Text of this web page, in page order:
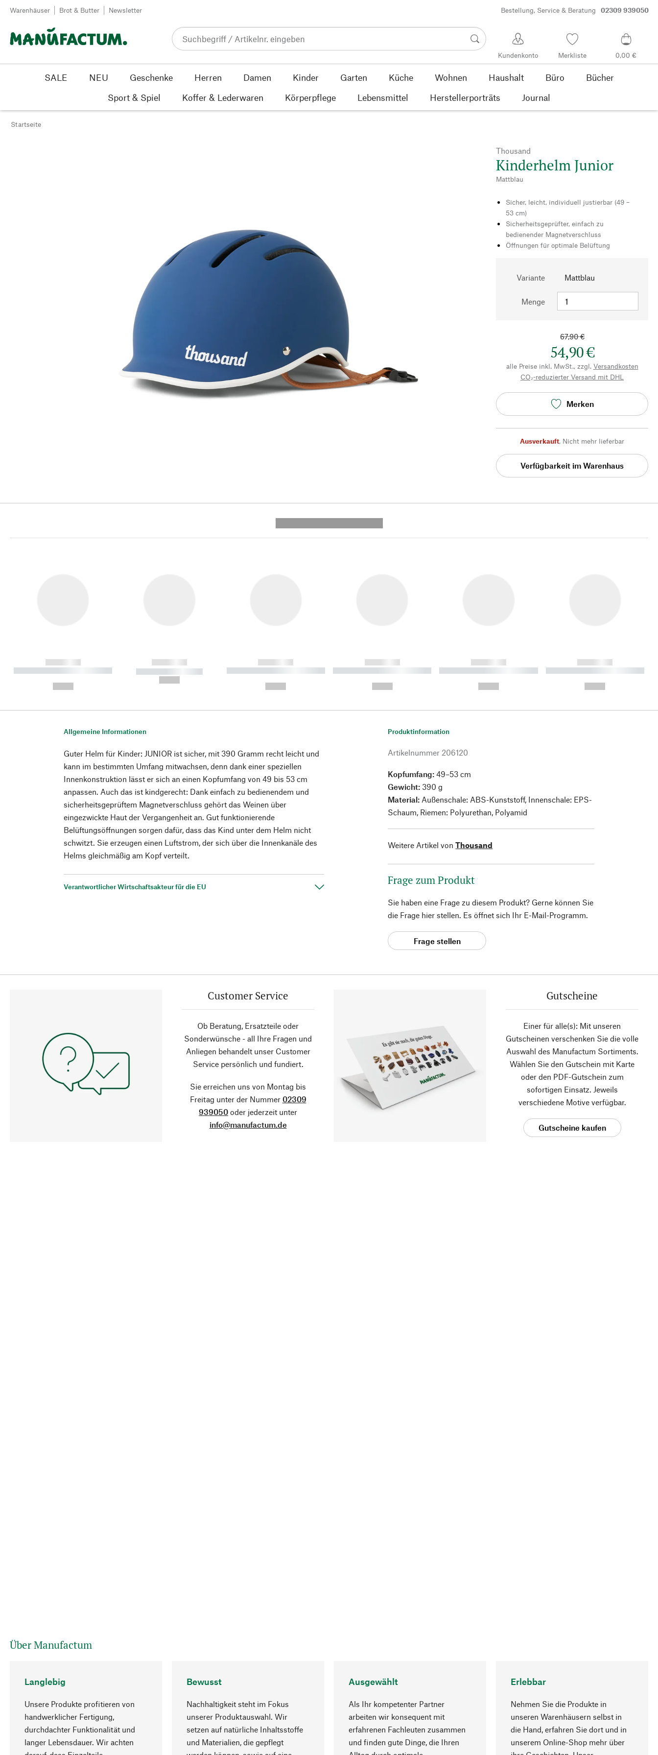
Zum Inhalt springen
Warenhäuser Brot & Butter Newsletter Bestellung, Service & Beratung 02309 939050
Kundenkonto Merkliste 0,00 €
SALE NEU Geschenke Herren Damen Kinder Garten Küche Wohnen Haushalt Büro
Bücher
Sport & Spiel
Koffer & Lederwaren Körperpflege Lebensmittel Herstellerporträts Journal
Startseite
Thousand
Kinderhelm Junior
Mattblau
Sicher, leicht, individuell justierbar (49 –
53 cm)
Sicherheitsgeprüfter, einfach zu
bedienender Magnetverschluss
Öffnungen für optimale Belüftung
Variante Mattblau
Menge
67,90 €
54,90 €
alle Preise inkl. MwSt., zzgl. Versandkosten
CO₂-reduzierter Versand mit DHL
Merken
Ausverkauft, Nicht mehr lieferbar
Verfügbarkeit im Warenhaus
------------
----------- ----------- ----------
------------
----------- -----------
------------
----------- ----------- ----------
------------
----------- ----------- ----------
------------
----------- ----------- ----------
------------
----------- ----------- ----------
Allgemeine Informationen
Guter Helm für Kinder: JUNIOR ist sicher, mit 390 Gramm recht leicht und
kann im bestimmten Umfang mitwachsen, denn dank einer speziellen
Innenkonstruktion lässt er sich an einen Kopfumfang von 49 bis 53 cm
anpassen. Auch das ist kindgerecht: Dank einfach zu bedienendem und
sicherheitsgeprüftem Magnetverschluss gehört das Weinen über
eingezwickte Haut der Vergangenheit an. Gut funktionierende
Belüftungsöffnungen sorgen dafür, dass das Kind unter dem Helm nicht
schwitzt. Sie erzeugen einen Luftstrom, der sich über die Innenkanäle des
Helms gleichmäßig am Kopf verteilt.
Verantwortlicher Wirtschaftsakteur für die EU
Produktinformation
Artikelnummer 206120
Kopfumfang:49–53 cm
Gewicht: 390 g
Material: Außenschale: ABS-Kunststoff, Innenschale: EPS-
Schaum, Riemen: Polyurethan, Polyamid
Weitere Artikel von Thousand
Frage zum Produkt
Sie haben eine Frage zu diesem Produkt? Gerne können Sie
die Frage hier stellen. Es öffnet sich Ihr E-Mail-Programm.
Frage stellen
Customer Service
Ob Beratung, Ersatzteile oder
Sonderwünsche - all Ihre Fragen und
Anliegen behandelt unser Customer
Service persönlich und fundiert.
Sie erreichen uns von Montag bis
Freitag unter der Nummer 02309
939050 oder jederzeit unter
info@manufactum.de
Gutscheine
Einer für alle(s): Mit unseren
Gutscheinen verschenken Sie die volle
Auswahl des Manufactum Sortiments.
Wählen Sie den Gutschein mit Karte
oder den PDF-Gutschein zum
sofortigen Einsatz. Jeweils
verschiedene Motive verfügbar.
Gutscheine kaufen
Über Manufactum
Langlebig
Unsere Produkte profitieren von
handwerklicher Fertigung,
durchdachter Funktionalität und
langer Lebensdauer. Wir achten
Bewusst
Nachhaltigkeit steht im Fokus
unserer Produktauswahl. Wir
setzen auf natürliche Inhaltsstoffe
und Materialien, die gepflegt
Ausgewählt
Als Ihr kompetenter Partner
arbeiten wir konsequent mit
erfahrenen Fachleuten zusammen
und finden gute Dinge, die Ihren
Erlebbar
Nehmen Sie die Produkte in
unseren Warenhäusern selbst in
die Hand, erfahren Sie dort und in
unserem Online-Shop mehr über